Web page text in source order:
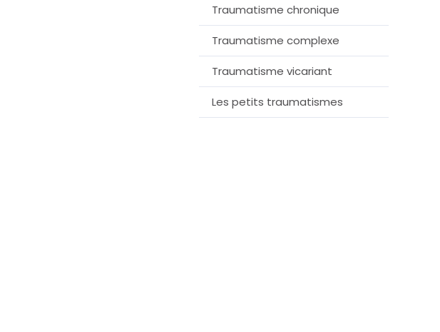
Traumatisme chronique
Traumatisme complexe
Traumatisme vicariant
Les petits traumatismes